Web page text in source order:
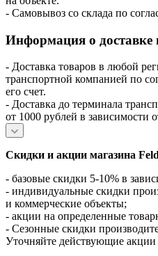
- Самовывоз со склада по
Информация о доставке
- Доставка товаров в любой
транспортной компанией по
его счет.
- Доставка до терминала
от 1000 рублей в зависимости
Скидки и акции магазина
- базовые скидки 5-10% в
- индивидуальные скидки
и коммерческие объекты;
- акции на определенные
- Сезонные скидки
Уточняйте действующие акции